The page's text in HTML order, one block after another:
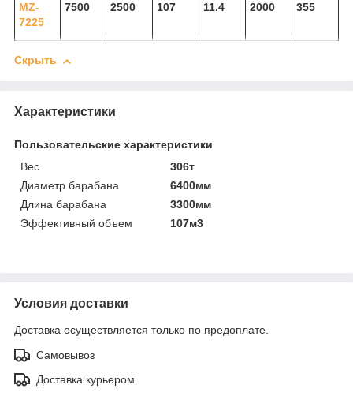
MZ-
7225
7500 2500 107 11.4 2000 355
Скрыть
Характеристики
Пользовательские характеристики
Вес
306т
Диаметр барабана
6400мм
Длина барабана
3300мм
Эффективный объем
107м3
Условия доставки
Доставка осуществляется только по предоплате.
Самовывоз
Доставка курьером